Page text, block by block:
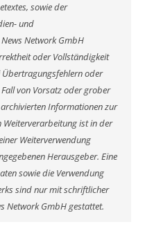
sowie der
und
Network GmbH
oder Vollständigkeit
oder
von Vorsatz oder grober
Informationen zur
ist in der
Weiterverwendung
Herausgeber. Eine
sowie die Verwendung
sind nur mit schriftlicher
Network GmbH gestattet.